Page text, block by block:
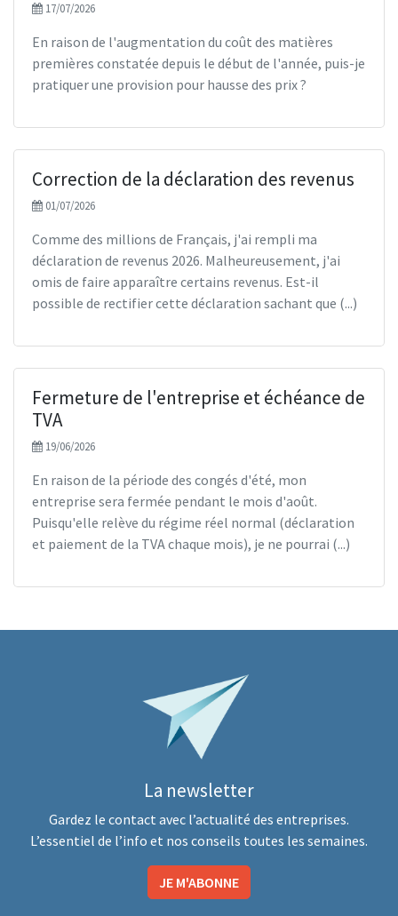
17/07/2026
En raison de l'augmentation du coût des matières
premières constatée depuis le début de l'année, puis-je
pratiquer une provision pour hausse des prix ?
Correction de la déclaration des revenus
01/07/2026
Comme des millions de Français, j'ai rempli ma
déclaration de revenus 2026. Malheureusement, j'ai
omis de faire apparaître certains revenus. Est-il
possible de rectifier cette déclaration sachant que (...)
Fermeture de l'entreprise et échéance de
TVA
19/06/2026
En raison de la période des congés d'été, mon
entreprise sera fermée pendant le mois d'août.
Puisqu'elle relève du régime réel normal (déclaration
et paiement de la TVA chaque mois), je ne pourrai (...)
La newsletter
Gardez le contact avec l’actualité des entreprises.
L’essentiel de l’info et nos conseils toutes les semaines.
JE M'ABONNE